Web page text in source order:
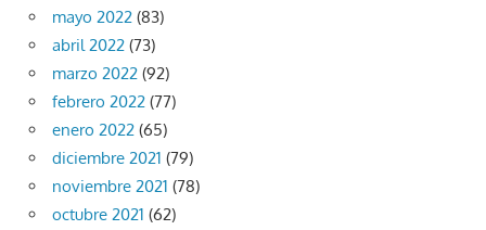
mayo 2022 (83)
abril 2022 (73)
marzo 2022 (92)
febrero 2022 (77)
enero 2022 (65)
diciembre 2021 (79)
noviembre 2021 (78)
octubre 2021 (62)